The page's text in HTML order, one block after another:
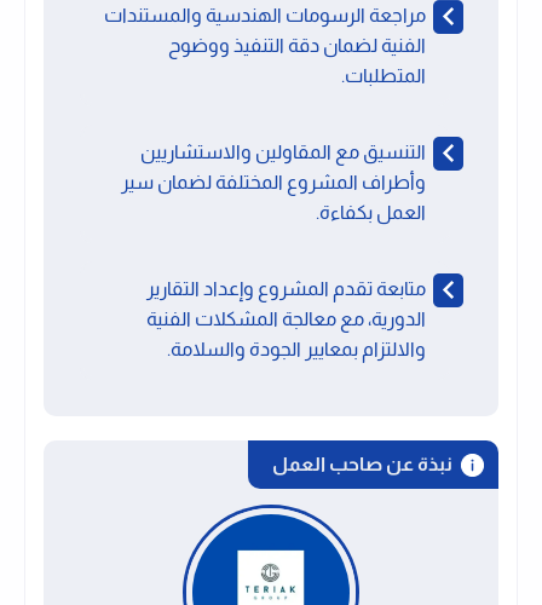
مراجعة الرسومات الهندسية والمستندات
الفنية لضمان دقة التنفيذ ووضوح
المتطلبات.
التنسيق مع المقاولين والاستشاريين
وأطراف المشروع المختلفة لضمان سير
العمل بكفاءة.
متابعة تقدم المشروع وإعداد التقارير
الدورية، مع معالجة المشكلات الفنية
والالتزام بمعايير الجودة والسلامة.
نبذة عن صاحب العمل